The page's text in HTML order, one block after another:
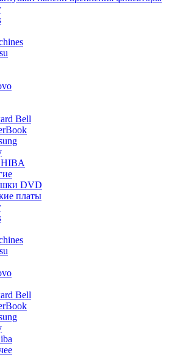
Bell
DVD
платы
Bell